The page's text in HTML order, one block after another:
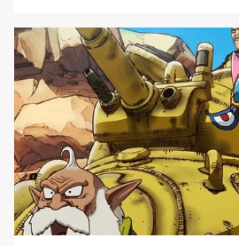
su ANN è stato pubblicato un
secondi, dove abbiamo